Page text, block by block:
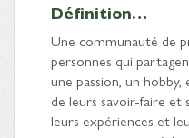
Définition…
Une communauté de
personnes qui
une passion, un
de leurs savoir-faire
leurs expériences et